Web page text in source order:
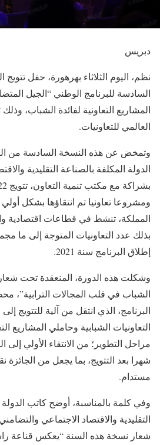
دبريس
نظم، اليوم الثلاثاء بهرهورة، حفل تتويج
السادسة للبرنامج الوطني “الجيل
المشاريع التعاونية لفائدة الشباب، وذلك
العالمي للتعاونيات.
وتمخض عن هذه النسخة السادسة من
الدولة المكلفة بالصناعة التقليدية
ومشروعا تعاونيا تم انتقاؤها بشكل
المملكة، تنشط في قطاعات اقتصادية
إطلاق البرنامج سنة 2021.
وشكلت هذه الدورة، المنعقدة تحت شعار
الشباب في قلب المجالات الترابية”،
البرنامج، الذي انتقل من آلية للتتويج
التعاونيات الشبابية وحاملي المشاريع
شهرا بعد التتويج، بما يجعل من
مستدام.
وفي كلمة بالمناسبة، أوضح كاتب
التقليدية والاقتصاد الاجتماعي
شعار نسخة هذه السنة “يعكس قناعة